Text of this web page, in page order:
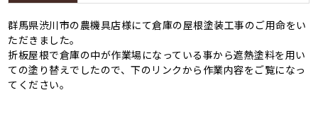
群馬県渋川市の農機具店様にて倉庫の屋根塗装工事のご用命をい
ただきました。
折板屋根で倉庫の中が作業場になっている事から遮熱塗料を用い
ての塗り替えでしたので、下のリンクから作業内容をご覧になっ
てください。